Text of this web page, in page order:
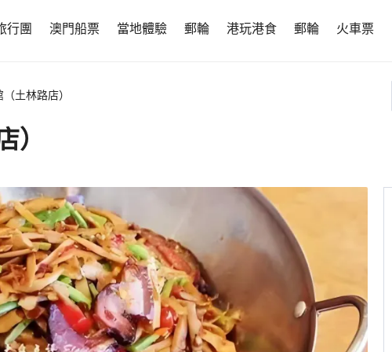
行團 澳門船票 當地體驗 郵輪 港玩港食 郵輪 火車票
土林路店）
）